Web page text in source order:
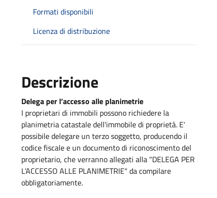
Formati disponibili
Licenza di distribuzione
Descrizione
Delega per l’accesso alle planimetrie
I proprietari di immobili possono richiedere la
planimetria catastale dell'immobile di proprietà. E'
possibile delegare un terzo soggetto, producendo il
codice fiscale e un documento di riconoscimento del
proprietario, che verranno allegati alla "DELEGA PER
L’ACCESSO ALLE PLANIMETRIE" da compilare
obbligatoriamente.